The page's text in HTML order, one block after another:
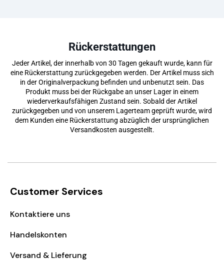
Rückerstattungen
Jeder Artikel, der innerhalb von 30 Tagen gekauft wurde, kann für
eine Rückerstattung zurückgegeben werden. Der Artikel muss sich
in der Originalverpackung befinden und unbenutzt sein. Das
Produkt muss bei der Rückgabe an unser Lager in einem
wiederverkaufsfähigen Zustand sein. Sobald der Artikel
zurückgegeben und von unserem Lagerteam geprüft wurde, wird
dem Kunden eine Rückerstattung abzüglich der ursprünglichen
Versandkosten ausgestellt.
Customer Services
Kontaktiere uns
Handelskonten
Versand & Lieferung